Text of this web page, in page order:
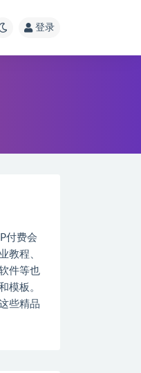
登录
付费会
教程、
件等也
模板。
些精品